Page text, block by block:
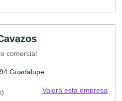
comercial
Guadalupe
Valora esta empresa